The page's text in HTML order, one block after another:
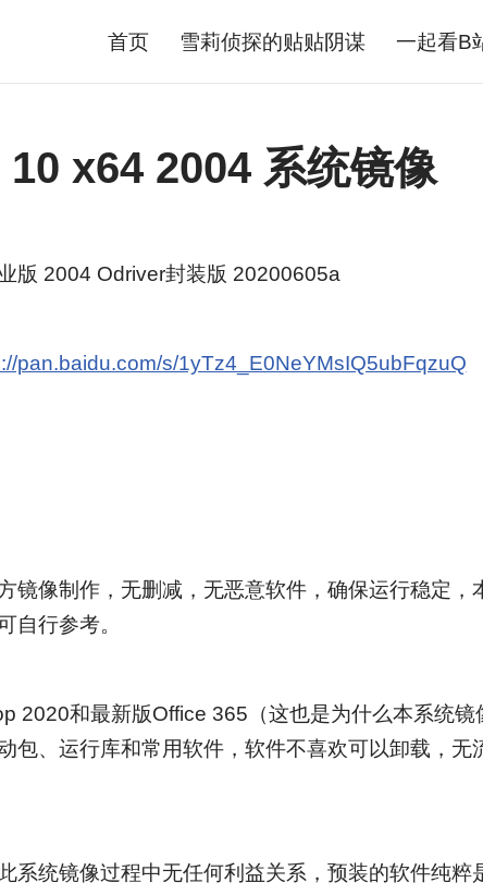
首页 雪莉侦探的贴贴阴谋 一起看B
x64 2004 系统镜像
版 2004 Odriver封装版 20200605a
pan.baidu.com/s/1yTz4_E0NeYMsIQ5ubFqzuQ
镜像制作，无删减，无恶意软件，确保运行稳定，
自行参考。
2020和最新版Office 365（这也是为什么本系统镜
包、运行库和常用软件，软件不喜欢可以卸载，无
系统镜像过程中无任何利益关系，预装的软件纯粹